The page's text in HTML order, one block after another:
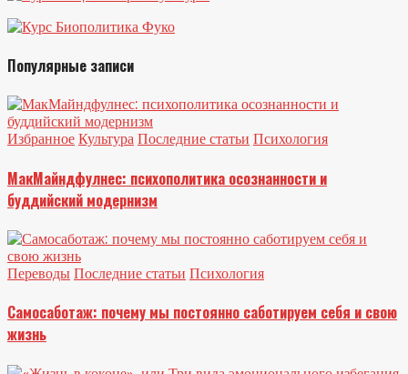
Популярные записи
Избранное Культура Последние статьи Психология
МакМайндфулнес: психополитика осознанности и
буддийский модернизм
Переводы Последние статьи Психология
Самосаботаж: почему мы постоянно саботируем себя и свою
жизнь